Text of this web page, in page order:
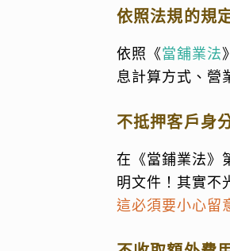
依照法規的規
依照《當舖業法
息計算方式、營
不抵押客戶身
在《當鋪業法》
明文件！其實不
這必須要小心留